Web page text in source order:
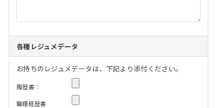
各種レジュメデータ
お持ちのレジュメデータは、下記より添付ください。
履歴書：
職種経歴書